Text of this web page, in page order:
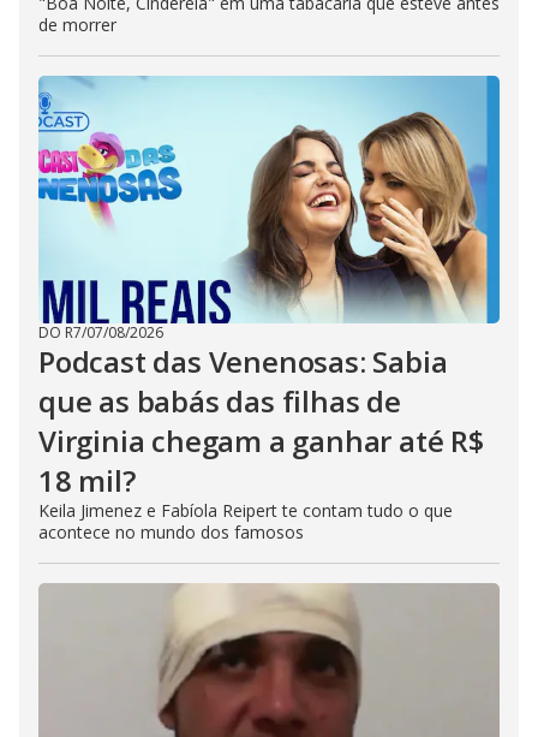
de morrer
DO R7/07/08/2026
Podcast das Venenosas: Sabia
que as babás das filhas de
Virginia chegam a ganhar até R$
18 mil?
Keila Jimenez e Fabíola Reipert te contam tudo o que
acontece no mundo dos famosos